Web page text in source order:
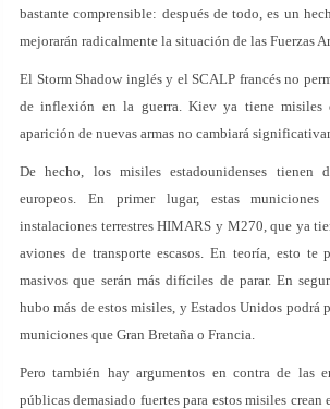
bastante comprensible: después de todo, es un
mejorarán radicalmente la situación de las Fuerzas
El Storm Shadow inglés y el SCALP francés no
de inflexión en la guerra. Kiev ya tiene misiles
aparición de nuevas armas no cambiará
De hecho, los misiles estadounidenses tienen
europeos. En primer lugar, estas
instalaciones terrestres HIMARS y M270, que ya
aviones de transporte escasos. En teoría, esto te
masivos que serán más difíciles de parar. En
hubo más de estos misiles, y Estados Unidos podrá
municiones que Gran Bretaña o Francia.
Pero también hay argumentos en contra de las
públicas demasiado fuertes para estos misiles